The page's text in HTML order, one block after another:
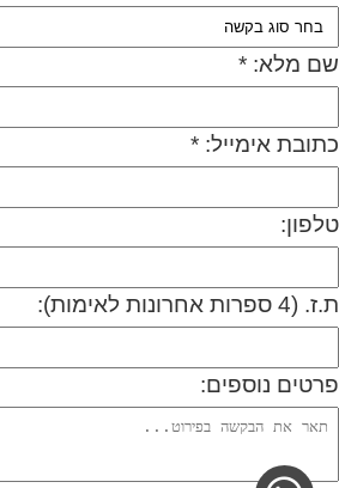
שם מלא: *
כתובת אימייל: *
טלפון:
ת.ז. (4 ספרות אחרונות לאימות):
פרטים נוספים: